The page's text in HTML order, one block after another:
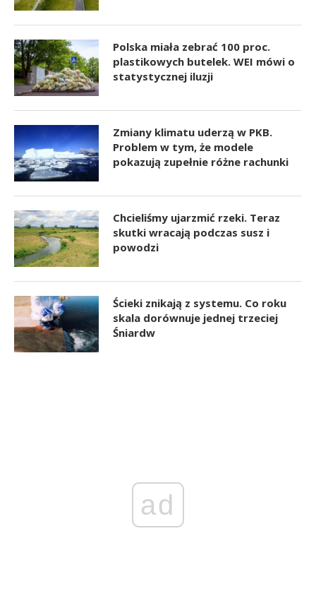
Polska miała zebrać 100 proc.
plastikowych butelek. WEI mówi o
statystycznej iluzji
Zmiany klimatu uderzą w PKB.
Problem w tym, że modele
pokazują zupełnie różne rachunki
Chcieliśmy ujarzmić rzeki. Teraz
skutki wracają podczas susz i
powodzi
Ścieki znikają z systemu. Co roku
skala dorównuje jednej trzeciej
Śniardw
ad